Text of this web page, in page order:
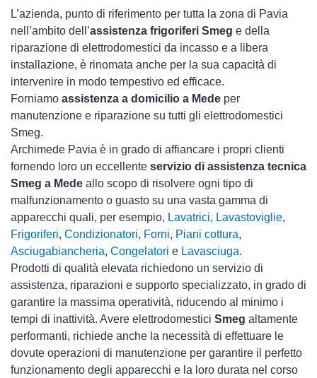
L’azienda, punto di riferimento per tutta la zona di Pavia
nell’ambito dell’assistenza frigoriferi Smeg e della
riparazione di elettrodomestici da incasso e a libera
installazione, è rinomata anche per la sua capacità di
intervenire in modo tempestivo ed efficace.
Forniamo assistenza a domicilio a Mede per
manutenzione e riparazione su tutti gli elettrodomestici
Smeg.
Archimede Pavia è in grado di affiancare i propri clienti
fornendo loro un eccellente servizio di assistenza tecnica
Smeg a Mede allo scopo di risolvere ogni tipo di
malfunzionamento o guasto su una vasta gamma di
apparecchi quali, per esempio, Lavatrici, Lavastoviglie,
Frigoriferi, Condizionatori, Forni, Piani cottura,
Asciugabiancheria, Congelatori e Lavasciuga.
Prodotti di qualità elevata richiedono un servizio di
assistenza, riparazioni e supporto specializzato, in grado di
garantire la massima operatività, riducendo al minimo i
tempi di inattività. Avere elettrodomestici Smeg altamente
performanti, richiede anche la necessità di effettuare le
dovute operazioni di manutenzione per garantire il perfetto
funzionamento degli apparecchi e la loro durata nel corso